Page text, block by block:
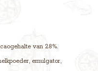
van 28%.
emulgator,